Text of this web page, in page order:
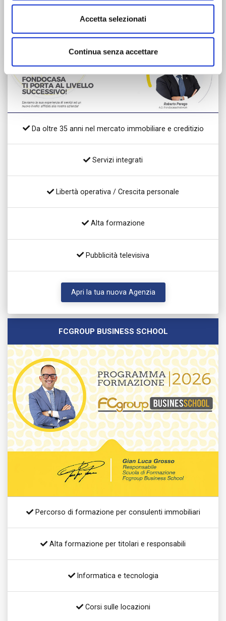
Accetta selezionati
Continua senza accettare
Da oltre 35 anni nel mercato immobiliare e creditizio
Servizi integrati
Libertà operativa / Crescita personale
Alta formazione
Pubblicità televisiva
Apri la tua nuova Agenzia
FCGROUP BUSINESS SCHOOL
Percorso di formazione per consulenti immobiliari
Alta formazione per titolari e responsabili
Informatica e tecnologia
Corsi sulle locazioni